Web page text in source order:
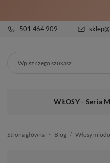
501 464 909
WŁOSY - Seria
Strona główna Blog Włosy